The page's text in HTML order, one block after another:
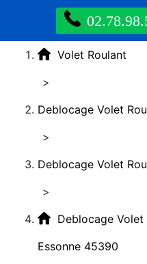
Volet Roulant
>
Deblocage Volet
>
Deblocage Volet
>
Deblocage
Essonne 45390